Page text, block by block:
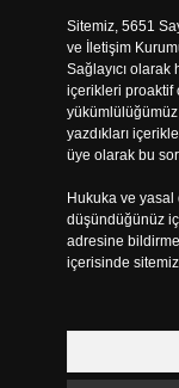
Sitemiz, 5651
ve İletişim
Sağlayıcı
içerikleri proaktif
yazdıkları
üye olarak bu
Hukuka ve yasal
düşündüğünüz
adresine
içerisinde